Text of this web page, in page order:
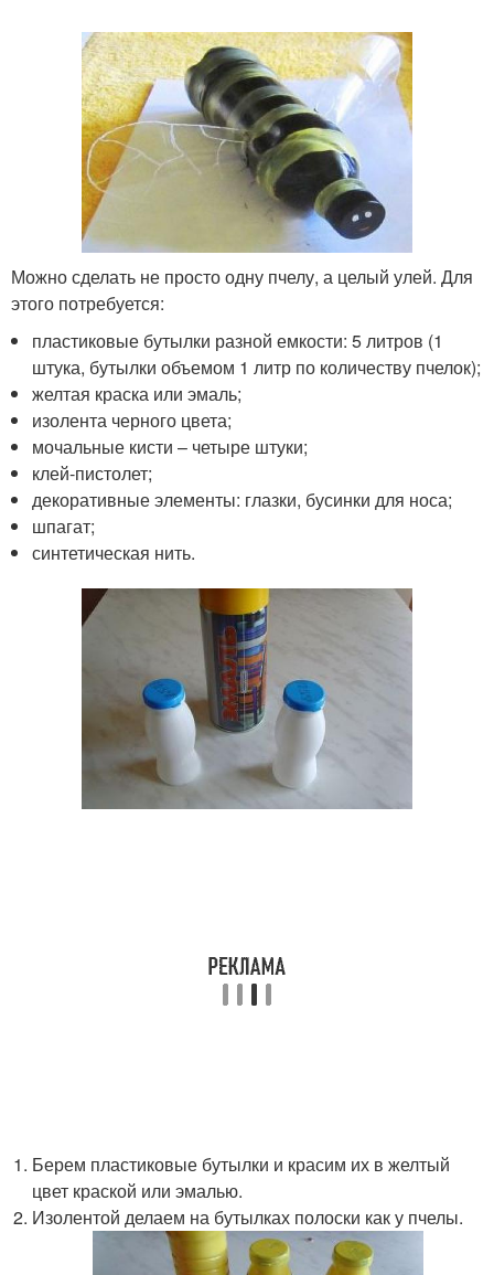
Можно сделать не просто одну пчелу, а целый улей. Для
этого потребуется:
пластиковые бутылки разной емкости: 5 литров (1
штука, бутылки объемом 1 литр по количеству пчелок);
желтая краска или эмаль;
изолента черного цвета;
мочальные кисти – четыре штуки;
клей-пистолет;
декоративные элементы: глазки, бусинки для носа;
шпагат;
синтетическая нить.
Берем пластиковые бутылки и красим их в желтый
цвет краской или эмалью.
Изолентой делаем на бутылках полоски как у пчелы.